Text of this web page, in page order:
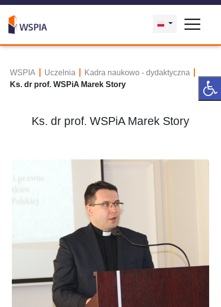
WSPIA Uczelnia
Kadra naukowo - dydaktyczna
Ks. dr prof. WSPiA Marek Story
Ks. dr prof. WSPiA Marek Story